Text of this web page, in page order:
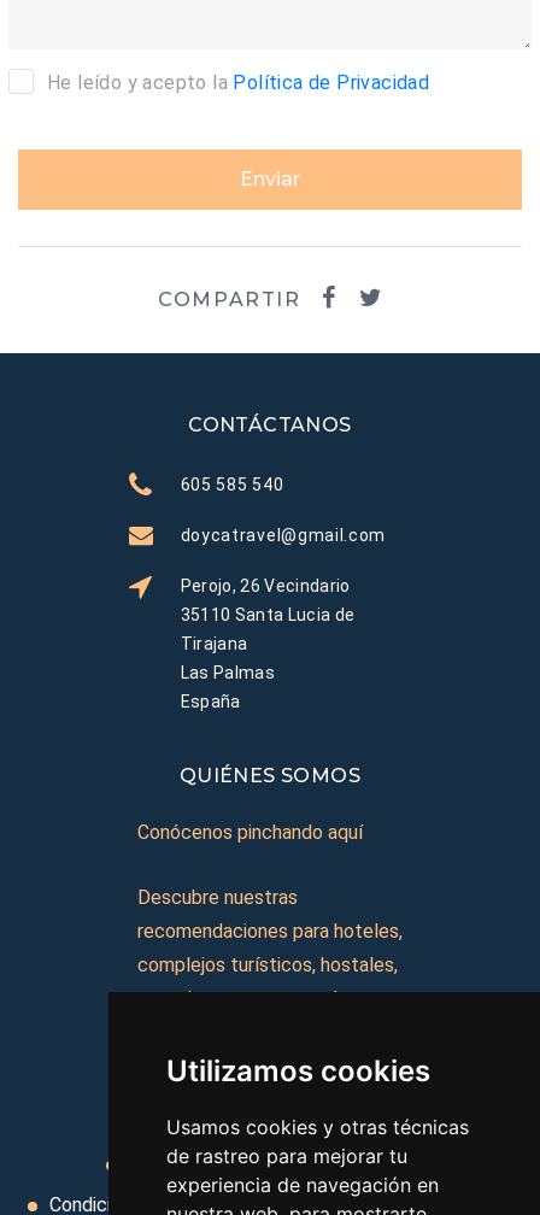
Utilizamos cookies
Usamos cookies y otras técnicas
de rastreo para mejorar tu
experiencia de navegación en
He leído y acepto la Política de Privacidad
Enviar
COMPARTIR
CONTÁCTANOS
605 585 540
doycatravel@gmail.com
Perojo, 26 Vecindario
35110 Santa Lucia de
Tirajana
Las Palmas
España
QUIÉNES SOMOS
Conócenos pinchando aquí
Descubre nuestras
recomendaciones para hoteles,
complejos turísticos, hostales,
vacaciones, paquetes de
Aviso legal
Condiciones de uso
Condiciones Generales
Ley de Viajes Combinados